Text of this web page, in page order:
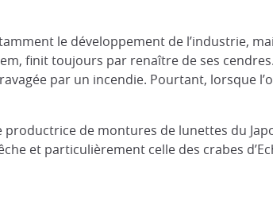
le développement de l’industrie,
finit toujours par renaître de ses
par un incendie. Pourtant, lorsque
de montures de lunettes du
et particulièrement celle des crabes